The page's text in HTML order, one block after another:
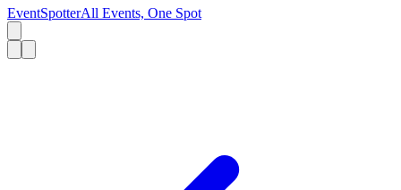
EventSpotterAll Events, One Spot